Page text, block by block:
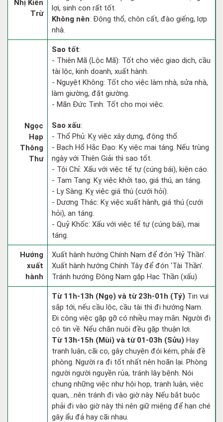
Nhị Kiến
Trừ
lợi, sinh con rất tốt.
Không nên: Động thổ, chôn cất, đào giếng, lợp
nhà.
Ngọc
Hạp
Thông
Thư
Sao tốt:
- Thiên Mã (Lộc Mã): Tốt cho việc giao dịch, cầu
tài lộc, kinh doanh, xuất hành.
- Nguyệt Không: Tốt cho việc làm nhà, sửa nhà,
làm giường, đặt giường.
- Mãn Đức Tinh: Tốt cho mọi việc.
Sao xấu:
- Thổ Phủ: Kỵ việc xây dựng, động thổ.
- Bạch Hổ Hắc Đạo: Kỵ việc mai táng. Nếu trùng
ngày với Thiên Giải thì sao tốt.
- Tội Chỉ: Xấu với việc tế tự (cúng bái), kiện cáo.
- Tam Tang: Kỵ việc khởi tạo, giá thú, an táng.
- Ly Sàng: Kỵ việc giá thú (cưới hỏi).
- Dương Thác: Kỵ việc xuất hành, giá thú (cưới
hỏi), an táng.
- Quỷ Khốc: Xấu với việc tế tự (cúng bái), mai
táng.
Hướng
xuất
hành
Xuất hành hướng Chính Nam để đón 'Hỷ Thần'.
Xuất hành hướng Chính Tây để đón 'Tài Thần'.
Tránh hướng Đông Nam gặp Hạc Thần (xấu)
Từ 11h-13h (Ngọ) và từ 23h-01h (Tý) Tin vui
sắp tới, nếu cầu lộc, cầu tài thì đi hướng Nam.
Đi công việc gặp gỡ có nhiều may mắn. Người đi
có tin về. Nếu chăn nuôi đều gặp thuận lợi.
Từ 13h-15h (Mùi) và từ 01-03h (Sửu) Hay
tranh luận, cãi cọ, gây chuyện đói kém, phải đề
phòng. Người ra đi tốt nhất nên hoãn lại. Phòng
người người nguyền rủa, tránh lây bệnh. Nói
chung những việc như hội họp, tranh luận, việc
quan,…nên tránh đi vào giờ này. Nếu bắt buộc
phải đi vào giờ này thì nên giữ miệng để hạn ché
gây ẩu đả hay cãi nhau.